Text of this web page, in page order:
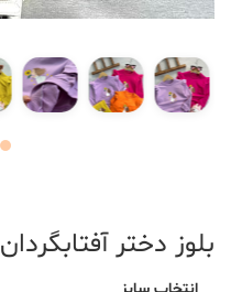
بلوز دختر آفتابگردان